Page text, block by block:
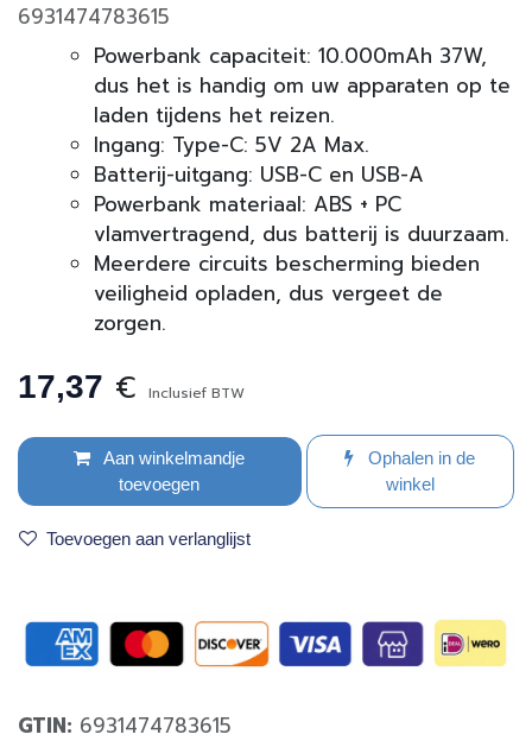
6931474783615
Powerbank capaciteit: 10.000mAh 37W,
dus het is handig om uw apparaten op te
laden tijdens het reizen.
Ingang: Type-C: 5V 2A Max.
Batterij-uitgang: USB-C en USB-A
Powerbank materiaal: ABS + PC
vlamvertragend, dus batterij is duurzaam.
Meerdere circuits bescherming bieden
veiligheid opladen, dus vergeet de
zorgen.
17,37 € Inclusief BTW
Aan winkelmandje
toevoegen
Ophalen in de
winkel
Toevoegen aan verlanglijst
GTIN: 6931474783615